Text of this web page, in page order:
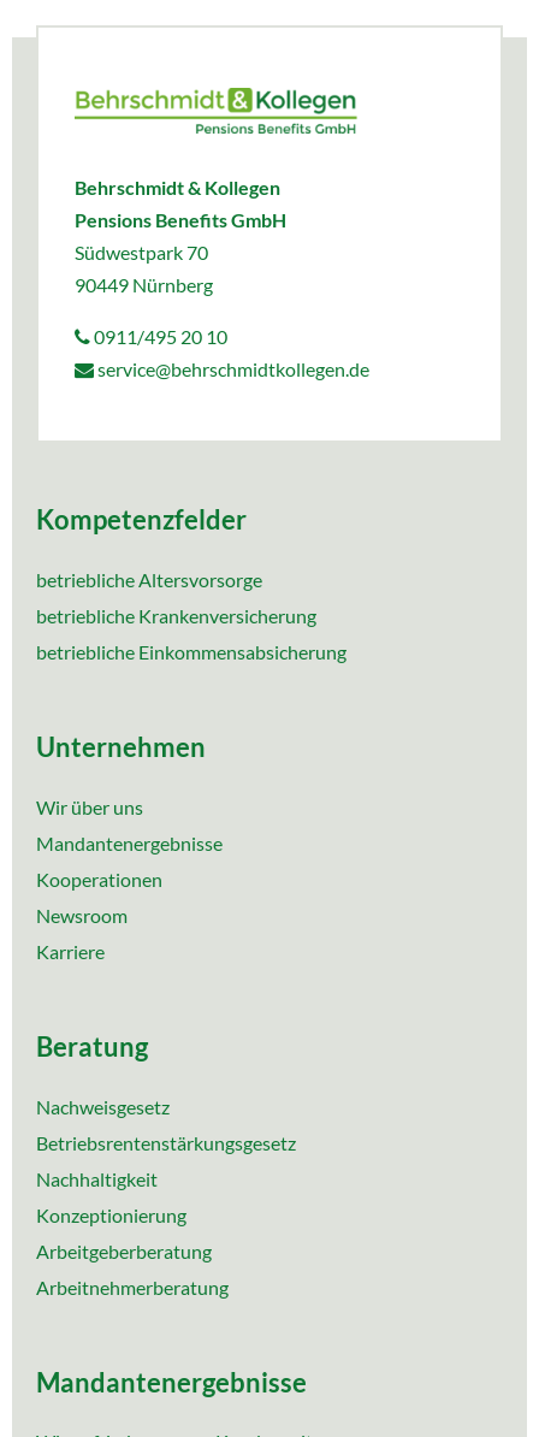
Behrschmidt & Kollegen
Pensions Benefits GmbH
Südwestpark 70
90449 Nürnberg
0911/495 20 10
service@behrschmidtkollegen.de
Kompetenzfelder
betriebliche Altersvorsorge
betriebliche Krankenversicherung
betriebliche Einkommensabsicherung
Unternehmen
Wir über uns
Mandantenergebnisse
Kooperationen
Newsroom
Karriere
Beratung
Nachweisgesetz
Betriebsrentenstärkungsgesetz
Nachhaltigkeit
Konzeptionierung
Arbeitgeberberatung
Arbeitnehmerberatung
Mandantenergebnisse